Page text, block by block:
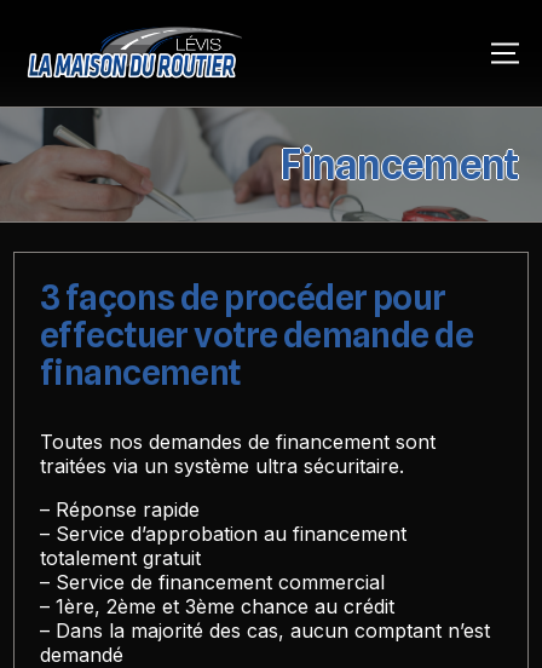
Financement
3 façons de procéder pour
effectuer votre demande de
financement
Toutes nos demandes de financement sont
traitées via un système ultra sécuritaire.
– Réponse rapide
– Service d’approbation au financement
totalement gratuit
– Service de financement commercial
– 1ère, 2ème et 3ème chance au crédit
– Dans la majorité des cas, aucun comptant n’est
demandé